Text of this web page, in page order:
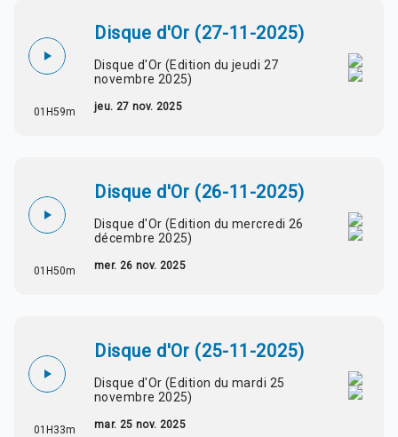
01H59m
Disque d'Or (27-11-2025)
Disque d'Or (Edition du jeudi 27
novembre 2025)
jeu. 27 nov. 2025
01H50m
Disque d'Or (26-11-2025)
Disque d'Or (Edition du mercredi 26
décembre 2025)
mer. 26 nov. 2025
01H33m
Disque d'Or (25-11-2025)
Disque d'Or (Edition du mardi 25
novembre 2025)
mar. 25 nov. 2025